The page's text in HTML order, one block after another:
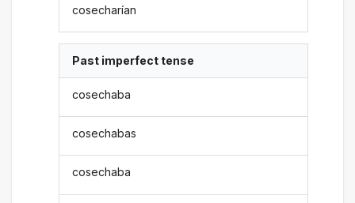
cosecharían
Past imperfect tense
cosechaba
cosechabas
cosechaba